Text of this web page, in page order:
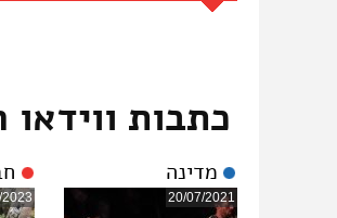
כתבות
מדינה
20/07/2021